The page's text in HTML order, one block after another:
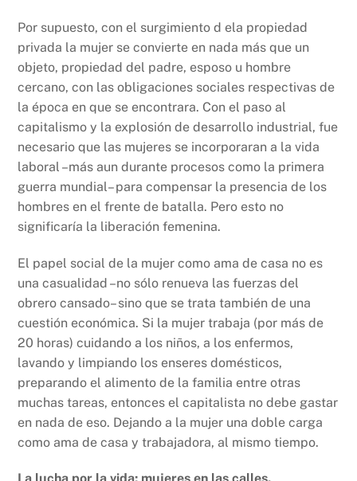
Por supuesto, con el surgimiento d ela propiedad
privada la mujer se convierte en nada más que un
objeto, propiedad del padre, esposo u hombre
cercano, con las obligaciones sociales respectivas de
la época en que se encontrara. Con el paso al
capitalismo y la explosión de desarrollo industrial, fue
necesario que las mujeres se incorporaran a la vida
laboral –más aun durante procesos como la primera
guerra mundial– para compensar la presencia de los
hombres en el frente de batalla. Pero esto no
significaría la liberación femenina.
El papel social de la mujer como ama de casa no es
una casualidad –no sólo renueva las fuerzas del
obrero cansado– sino que se trata también de una
cuestión económica. Si la mujer trabaja (por más de
20 horas) cuidando a los niños, a los enfermos,
lavando y limpiando los enseres domésticos,
preparando el alimento de la familia entre otras
muchas tareas, entonces el capitalista no debe gastar
en nada de eso. Dejando a la mujer una doble carga
como ama de casa y trabajadora, al mismo tiempo.